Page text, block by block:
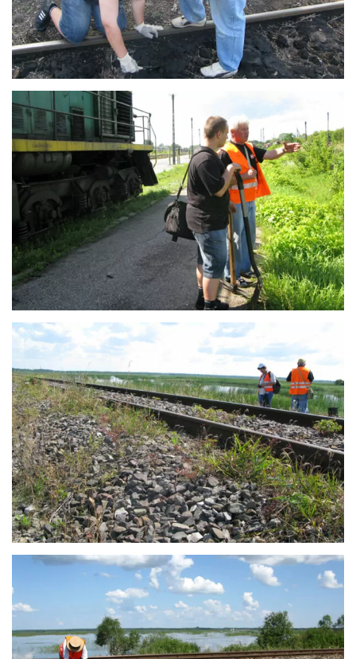
mgr Robin Crucitti-Thoo
Laboratoria IBŚ
Laboratorium Biogeochemii i Ochrony Środowiska
Staże dla absolwentów
Wykaz aparatury i sprzętu terenowego
Laboratorium Fitotronowe IBŚ
Laboratorium Ekologii Doświadczalnej
Pamir
Antarktyka
Ukraina
Torowiska kolejowe
Kontakt
Dane teleadresowe pracowników i doktorantów